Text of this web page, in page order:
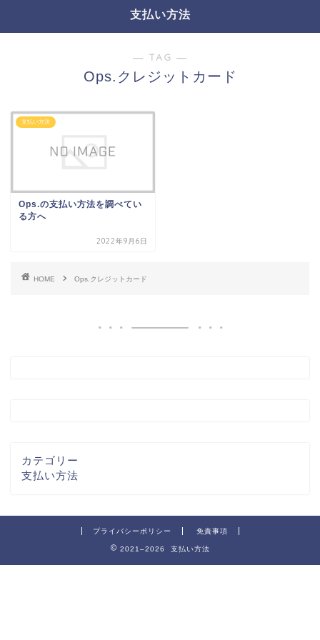
支払い方法
― TAG ―
Ops.クレジットカード
支払い方法
Ops.の支払い方法を調べてい
る方へ
2022年9月6日
HOME Ops.クレジットカード
カテゴリー
支払い方法
プライバシーポリシー 免責事項
2021–2026 支払い方法